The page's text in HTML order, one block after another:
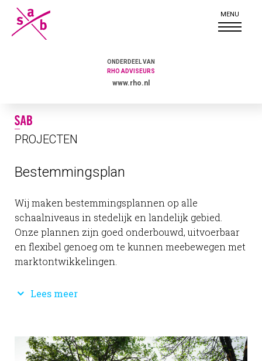
ONDERDEEL VAN
RHO ADVISEURS
www.rho.nl
PROJECTEN
Bestemmingsplan
Wij maken bestemmingsplannen op alle
schaalniveaus in stedelijk en landelijk gebied.
Onze plannen zijn goed onderbouwd, uitvoerbaar
en flexibel genoeg om te kunnen meebewegen met
marktontwikkelingen.
Lees meer